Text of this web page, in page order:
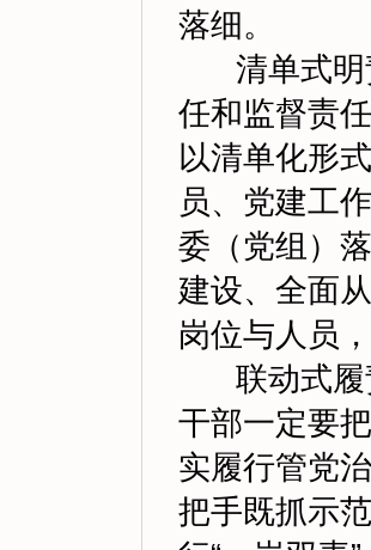
落细。
清单式明
任和监督责
以清单化形
员、党建工
委（党组）
建设、全面
岗位与人员
联动式履
干部一定要
实履行管党
把手既抓示